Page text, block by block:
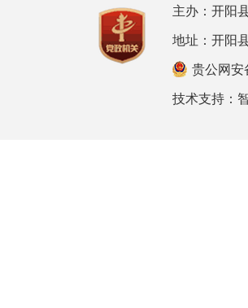
主办：开阳
地址：开阳
贵公网
技术支持：